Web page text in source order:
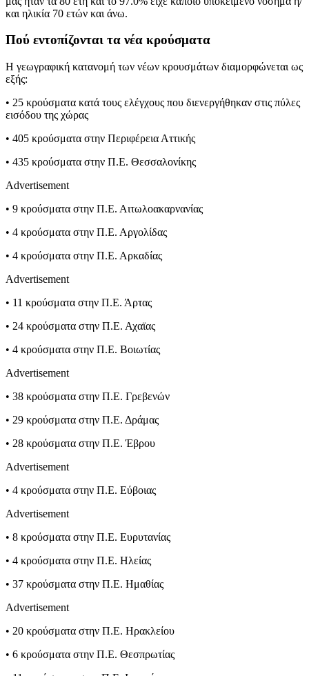
και ηλικία 70 ετών και άνω.
Πού εντοπίζονται τα νέα κρούσματα
Η γεωγραφική κατανομή των νέων κρουσμάτων διαμορφώνεται ως
εξής:
• 25 κρούσματα κατά τους ελέγχους που διενεργήθηκαν στις πύλες
εισόδου της χώρας
• 405 κρούσματα στην Περιφέρεια Αττικής
• 435 κρούσματα στην Π.Ε. Θεσσαλονίκης
Advertisement
• 9 κρούσματα στην Π.Ε. Αιτωλοακαρνανίας
• 4 κρούσματα στην Π.Ε. Αργολίδας
• 4 κρούσματα στην Π.Ε. Αρκαδίας
Advertisement
• 11 κρούσματα στην Π.Ε. Άρτας
• 24 κρούσματα στην Π.Ε. Αχαϊας
• 4 κρούσματα στην Π.Ε. Βοιωτίας
Advertisement
• 38 κρούσματα στην Π.Ε. Γρεβενών
• 29 κρούσματα στην Π.Ε. Δράμας
• 28 κρούσματα στην Π.Ε. Έβρου
Advertisement
• 4 κρούσματα στην Π.Ε. Εύβοιας
Advertisement
• 8 κρούσματα στην Π.Ε. Ευρυτανίας
• 4 κρούσματα στην Π.Ε. Ηλείας
• 37 κρούσματα στην Π.Ε. Ημαθίας
Advertisement
• 20 κρούσματα στην Π.Ε. Ηρακλείου
• 6 κρούσματα στην Π.Ε. Θεσπρωτίας